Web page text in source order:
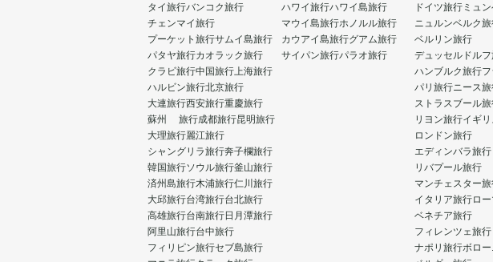
タイ旅行バンコク旅行
チェンマイ旅行
プーケット旅行サムイ島旅行
パタヤ旅行カオラック旅行
クラビ旅行中国旅行上海旅行
ハルビン旅行北京旅行
大連旅行西安旅行重慶旅行
蘇州 旅行成都旅行昆明旅行
大理旅行麗江旅行
シャングリラ旅行奔子欄旅行
韓国旅行ソウル旅行釜山旅行
済州島旅行木浦旅行仁川旅行
大邱旅行台湾旅行台北旅行
高雄旅行台南旅行日月潭旅行
阿里山旅行台中旅行
フィリピン旅行セブ島旅行
ハワイ旅行ハワイ島旅行
マウイ島旅行ホノルル旅行
カウアイ島旅行グアム旅行
サイパン旅行パラオ旅行
ドイツ旅行 ミュ
ニュルンベルク
ベルリン旅行
デュッセルドル
ハンブルク旅行
パリ旅行ニース
ストラスブール
リヨン旅行イギ
ロンドン旅行
エディンバラ旅行
リバプール旅行
マンチェスター
イタリア旅行ロ
ベネチア旅行
フィレンツェ旅行
ナポリ旅行ボロ